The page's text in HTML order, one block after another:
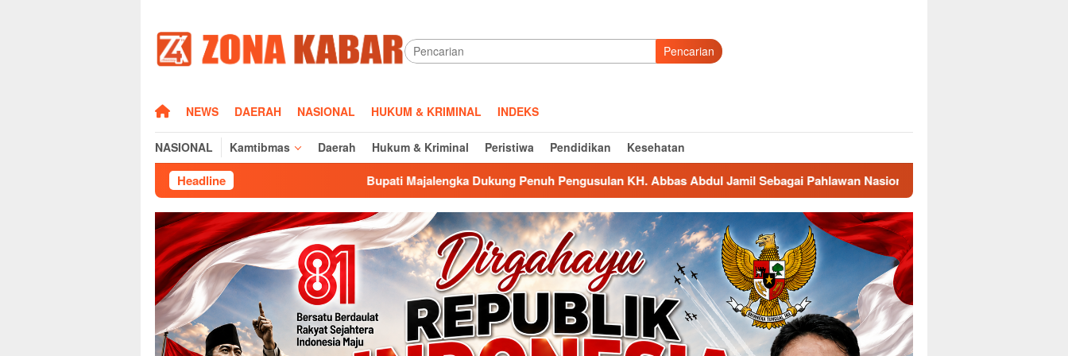
konten
Pencarian
HOMENEWS DAERAH NASIONAL HUKUM & KRIMINAL INDEKS
NASIONAL Kamtibmas Daerah Hukum & Kriminal Peristiwa Pendidikan Kesehatan
HeadlineBupati Majalengka Dukung Penuh Pengusulan KH. Abbas Abdul Jamil Sebagai Pahlawan Nasional Jelang Musda KNPI Majalengka, Nama